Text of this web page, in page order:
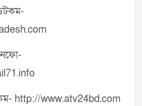
http://www.atv24bd.com